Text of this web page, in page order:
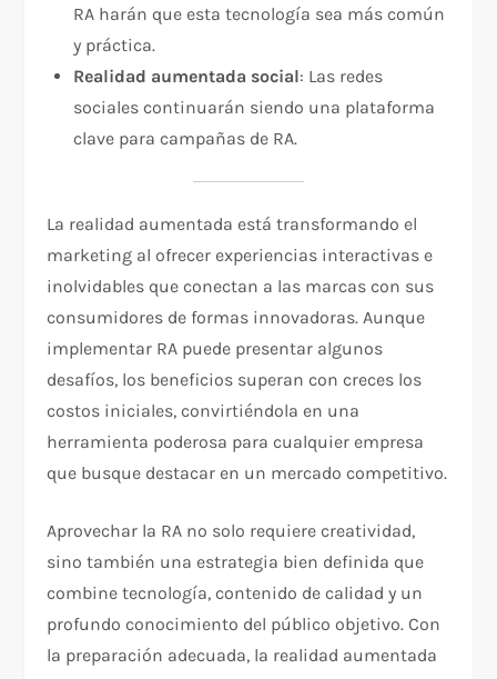
RA harán que esta tecnología sea más común
y práctica.
Realidad aumentada social: Las redes
sociales continuarán siendo una plataforma
clave para campañas de RA.
La realidad aumentada está transformando el
marketing al ofrecer experiencias interactivas e
inolvidables que conectan a las marcas con sus
consumidores de formas innovadoras. Aunque
implementar RA puede presentar algunos
desafíos, los beneficios superan con creces los
costos iniciales, convirtiéndola en una
herramienta poderosa para cualquier empresa
que busque destacar en un mercado competitivo.
Aprovechar la RA no solo requiere creatividad,
sino también una estrategia bien definida que
combine tecnología, contenido de calidad y un
profundo conocimiento del público objetivo. Con
la preparación adecuada, la realidad aumentada